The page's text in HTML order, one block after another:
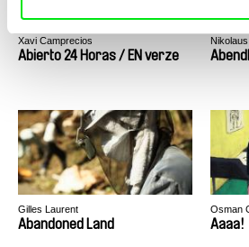
Xavi Camprecios
Abierto 24 Horas / EN verze
Gilles Laurent
Abandoned Land
Osman
Aaaa!